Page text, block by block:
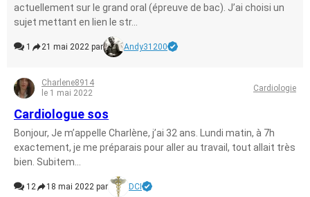
actuellement sur le grand oral (épreuve de bac). J’ai choisi un
sujet mettant en lien le str...
1 21 mai 2022 par Andy31200
Charlene8914
le 1 mai 2022
Cardiologie
Cardiologue sos
Bonjour, Je m’appelle Charlène, j’ai 32 ans. Lundi matin, à 7h
exactement, je me préparais pour aller au travail, tout allait très
bien. Subitem...
12 18 mai 2022 par DCI